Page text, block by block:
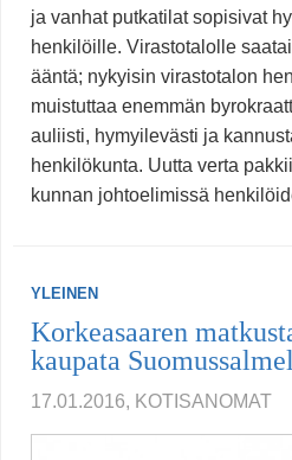
ja vanhat putkatilat sopisivat
henkilöille. Virastotalolle
ääntä; nykyisin virastotalon
muistuttaa enemmän
auliisti, hymyilevästi ja
henkilökunta. Uutta verta
kunnan johtoelimissä
YLEINEN
Korkeasaaren
kaupata
17.01.2016, KOTISANOMAT